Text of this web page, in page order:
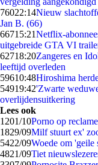
76022:14Nieuw
Jan B. (66)
66715:21Netflix-
uitgebreide GTA VI
62718:20Zangeres en
leeftijd overleden
59610:48Hiroshima
54919:42'Zwarte
overlijdensuitkering
Lees ook
1201/10Porno op
1829/09Milf stuurt ex'
5422/09Woede om 'geile
4821/09Tiet